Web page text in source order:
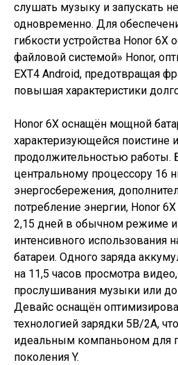
слушать музыку и запускать
одновременно. Для
гибкости устройства Honor 6X
файловой системой» Honor,
EXT4 Android, предотвращая
повышая характеристики
Honor 6X оснащён мощной
характеризующейся поистине
продолжительностью работы.
центральному процессору 16
энергосбережения,
потребление энергии, Honor
2,15 дней в обычном режиме
интенсивного использования
батареи. Одного заряда
на 11,5 часов просмотра
прослушивания музыки или до
Девайс оснащён
технологией зарядки 5В/2А,
идеальным компаньоном для
поколения Y.